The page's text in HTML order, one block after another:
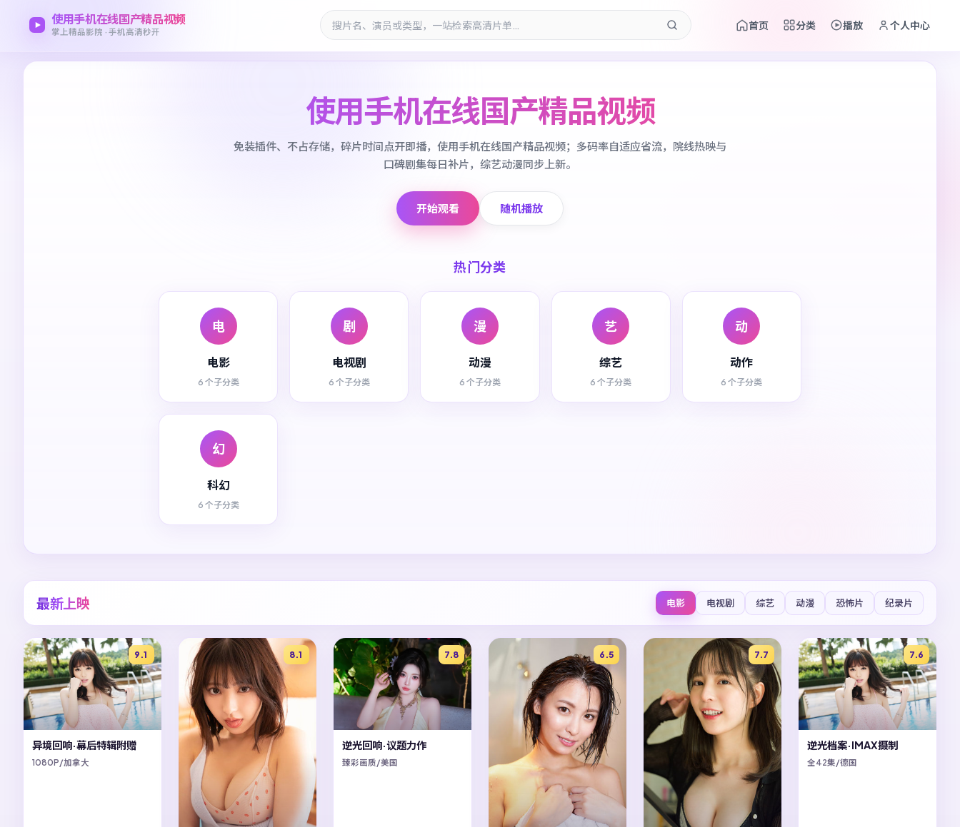
使用手机在线国产精品视频
掌上精品影院 · 手机高清秒开 首页 分类 播放 个人中心
使用手机在线国产精品视频
免装插件、不占存储，碎片时间点开即播，使用手机在线国产精品视频；多码率自适应省流，院线热映与
口碑剧集每日补片，综艺动漫同步上新。
开始观看 随机播放
热门分类
电
电影
6 个子分类
剧
电视剧
6 个子分类
漫
动漫
6 个子分类
艺
综艺
6 个子分类
动
动作
6 个子分类
幻
科幻
6 个子分类
最新上映 电影 电视剧 综艺 动漫 恐怖片 纪录片
9.1
异境回响·幕后特辑附赠
1080P/加拿大
8.1 7.8
逆光回响·议题力作
臻彩画质/美国
6.5 7.7 7.6
逆光档案·IMAX摄制
全42集/德国